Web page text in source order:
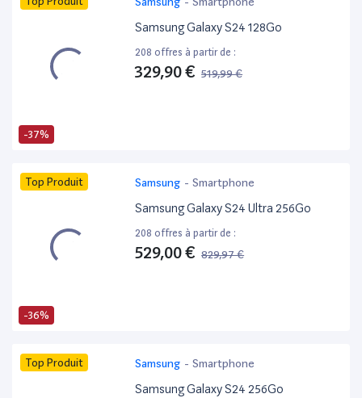
-37%
Samsung Galaxy S24 128Go
208 offres à partir de :
329,90 € 519,99 €
-36%
Top Produit Samsung - Smartphone
Samsung Galaxy S24 Ultra 256Go
208 offres à partir de :
529,00 € 829,97 €
Top Produit Samsung - Smartphone
Samsung Galaxy S24 256Go